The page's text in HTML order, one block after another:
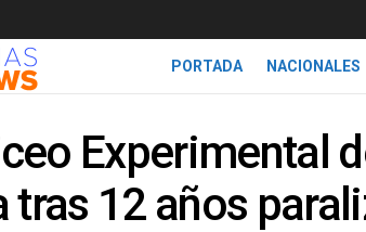
PORTADA NACIONALES
Experimental
tras 12 años